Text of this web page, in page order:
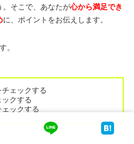
そこで、あなたが心から満足でき
に、ポイントをお伝えします。
。
ェックする
クする
ックする